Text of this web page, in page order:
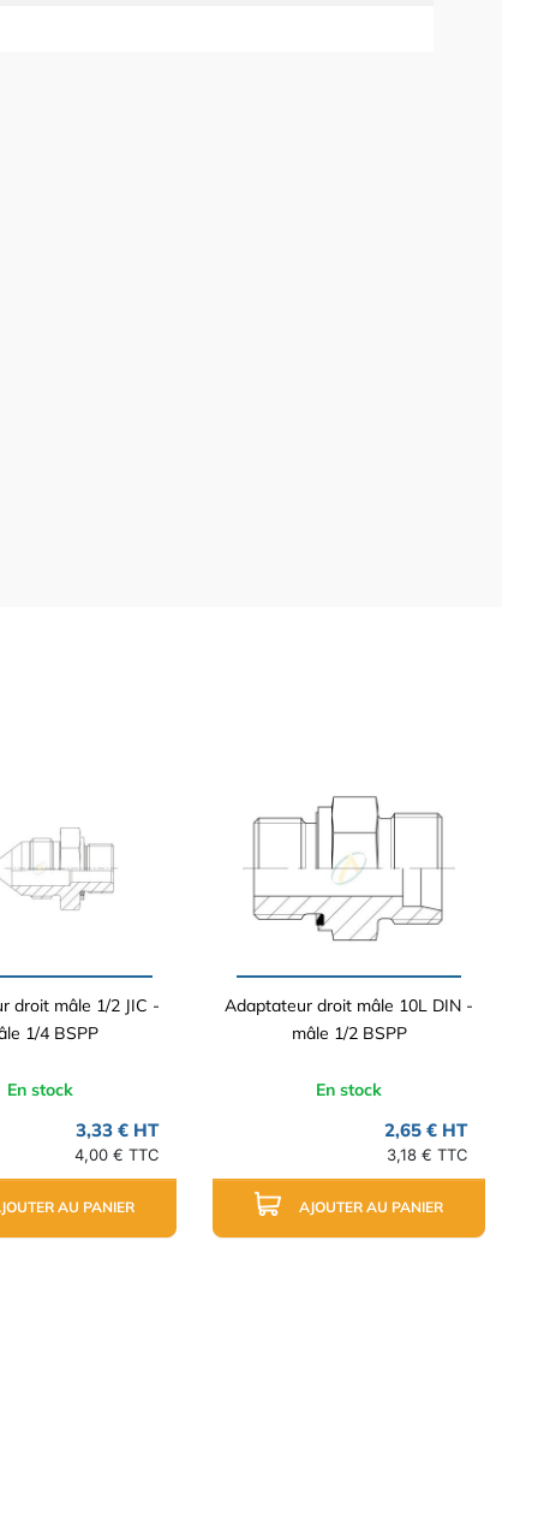
droit mâle 1/2 JIC -
1/4 BSPP
En stock
3,33 € HT
4,00 € TTC
AU PANIER
Adaptateur droit mâle 10L DIN -
mâle 1/2 BSPP
En stock
2,65 € HT
3,18 € TTC
AJOUTER AU PANIER